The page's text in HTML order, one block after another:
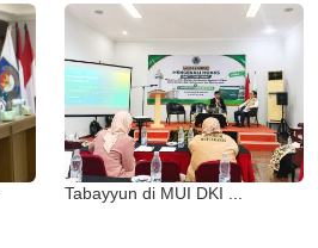
Tabayyun di MUI DKI ...